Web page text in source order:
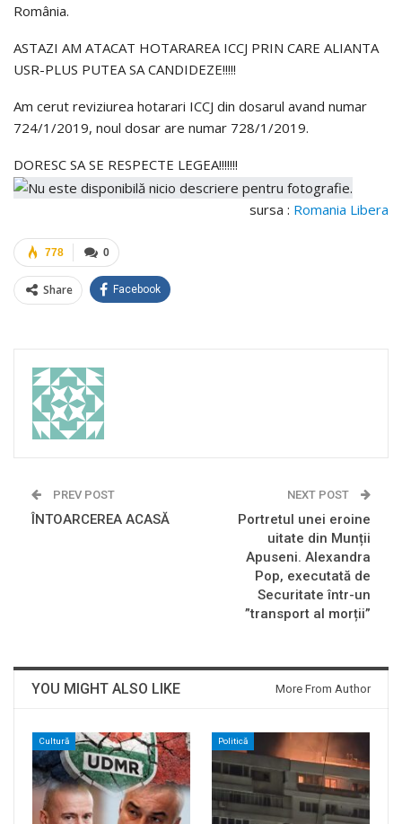
România.
ASTAZI AM ATACAT HOTARAREA ICCJ PRIN CARE ALIANTA
USR-PLUS PUTEA SA CANDIDEZE!!!!!
Am cerut reviziurea hotarari ICCJ din dosarul avand numar
724/1/2019, noul dosar are numar 728/1/2019.
DORESC SA SE RESPECTE LEGEA!!!!!!!
sursa : Romania Libera
0
778
Share Facebook
PREV POST
ÎNTOARCEREA ACASĂ
NEXT POST
Portretul unei eroine
uitate din Munții
Apuseni. Alexandra
Pop, executată de
Securitate într-un
”transport al morții”
YOU MIGHT ALSO LIKE More From Author
Cultură Politică